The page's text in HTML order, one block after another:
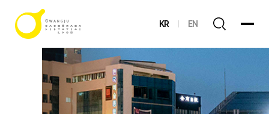
KR EN